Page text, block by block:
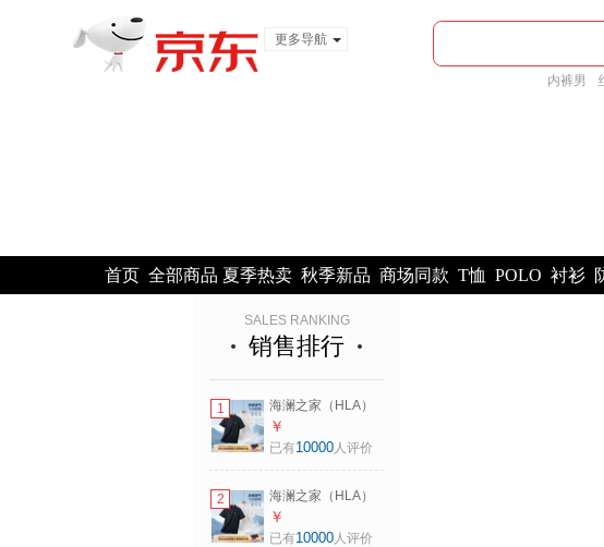
更多导航
内裤男
首页 全部商品 夏季热卖 秋季新品 商场同款 T恤 POLO 衬衫
SALES RANKING
销售排行
1
海澜之家（HLA）
POLO衫男马年凉感
马上好运短袖男夏
175/92A 推荐
137~150斤
￥
已有10000人评价
2
海澜之家（HLA）
POLO衫男马年凉感
马上好运短袖男夏
￥
已有10000人评价